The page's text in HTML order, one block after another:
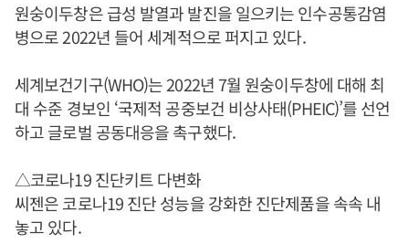
원숭이두창은 급성 발열과 발진을 일으키는 인수공통감염
병으로 2022년 들어 세계적으로 퍼지고 있다.
세계보건기구(WHO)는 2022년 7월 원숭이두창에 대해 최
대 수준 경보인 ‘국제적 공중보건 비상사태(PHEIC)’를 선언
하고 글로벌 공동대응을 촉구했다.
△코로나19 진단키트 다변화
씨젠은 코로나19 진단 성능을 강화한 진단제품을 속속 내
놓고 있다.